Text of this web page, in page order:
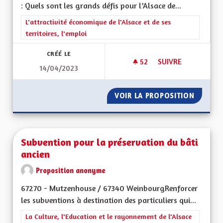
: Quels sont les grands défis pour l’Alsace de...
Filtrer les résultats de la catégorie : L'attractivité
L'attractivité économique de l'Alsace et de ses
territoires, l'emploi
CRÉÉ LE
14/04/2023
52 52 ABONNÉS
SUIVRE
VOIR LA PROPOSITION NE
Subvention pour la préservation du bâti
ancien
Proposition anonyme
67270 - Mutzenhouse / 67340 WeinbourgRenforcer
les subventions à destination des particuliers qui...
Filtrer les résultats de la catégorie : La Culture, l'Education et
La Culture, l'Education et le rayonnement de l'Alsace